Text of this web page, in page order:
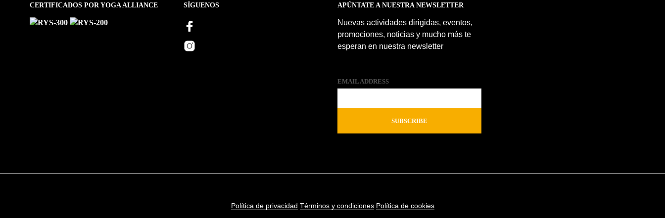
CERTIFICADOS POR YOGA ALLIANCE SÍGUENOS APÚNTATE A NUESTRA NEWSLETTER
Nuevas actividades dirigidas, eventos,
promociones, noticias y mucho más te
esperan en nuestra newsletter
EMAIL ADDRESS
Política de privacidad Términos y condiciones Política de cookies